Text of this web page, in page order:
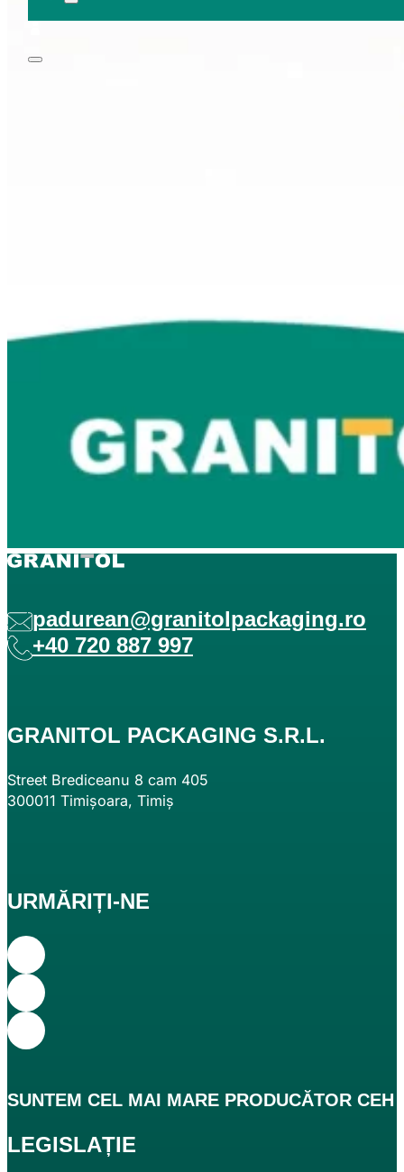
SUNTEM CEL MAI MARE PRODUCĂTOR
GRANITOL PACKAGING S.R.L.
Street Brediceanu 8 cam 405
300011 Timișoara, Timiș
padurean@granitolpackaging.ro
+40 720 887 997
URMĂRIȚI-NE
LEGISLAȚIE